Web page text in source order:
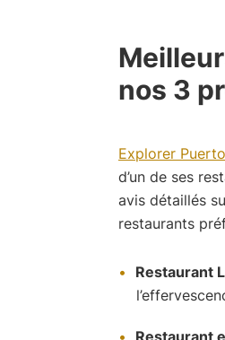
nos 3
Explorer
d’un de ses
avis détaillés
restaurants
Restaurant